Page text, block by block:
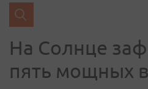
На Солнце
пять мощных